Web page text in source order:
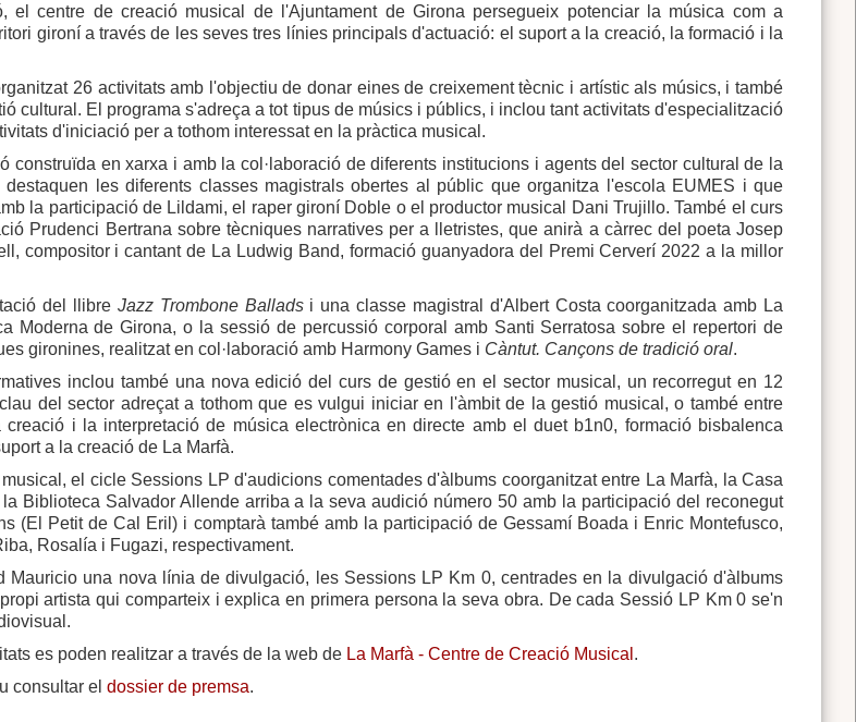
el centre de creació musical de l'Ajuntament de Girona persegueix potenciar la música com a
gironí a través de les seves tres línies principals d'actuació: el suport a la creació, la formació i la
26 activitats amb l'objectiu de donar eines de creixement tècnic i artístic als músics, i també
cultural. El programa s'adreça a tot tipus de músics i públics, i inclou tant activitats d'especialització
d'iniciació per a tothom interessat en la pràctica musical.
construïda en xarxa i amb la col·laboració de diferents institucions i agents del sector cultural de la
les diferents classes magistrals obertes al públic que organitza l'escola EUMES i que
la participació de Lildami, el raper gironí Doble o el productor musical Dani Trujillo. També el curs
Prudenci Bertrana sobre tècniques narratives per a lletristes, que anirà a càrrec del poeta Josep
compositor i cantant de La Ludwig Band, formació guanyadora del Premi Cerverí 2022 a la millor
del llibre Jazz Trombone Balladsi una classe magistral d'Albert Costa coorganitzada amb La
Moderna de Girona, o la sessió de percussió corporal amb Santi Serratosa sobre el repertori de
gironines, realitzat en col·laboració amb Harmony Games i Càntut. Cançons de tradició oral.
inclou també una nova edició del curs de gestió en el sector musical, un recorregut en 12
del sector adreçat a tothom que es vulgui iniciar en l'àmbit de la gestió musical, o també entre
i la interpretació de música electrònica en directe amb el duet b1n0, formació bisbalenca
a la creació de La Marfà.
el cicle Sessions LP d'audicions comentades d'àlbums coorganitzat entre La Marfà, la Casa
Biblioteca Salvador Allende arriba a la seva audició número 50 amb la participació del reconegut
(El Petit de Cal Eril) i comptarà també amb la participació de Gessamí Boada i Enric Montefusco,
Rosalía i Fugazi, respectivament.
Mauricio una nova línia de divulgació, les Sessions LP Km 0, centrades en la divulgació d'àlbums
artista qui comparteix i explica en primera persona la seva obra. De cada Sessió LP Km 0 se'n
es poden realitzar a través de la web de La Marfà - Centre de Creació Musical .
consultar el dossier de premsa.